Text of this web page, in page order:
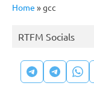
Home »gcc
RTFM Socials